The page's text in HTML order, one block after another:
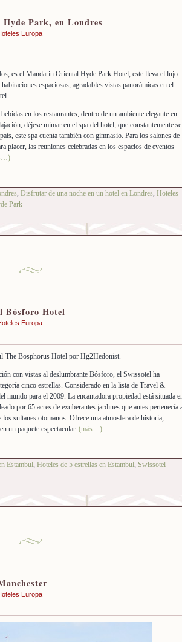
Park, en Londres
Europa
es el Mandarin Oriental Hyde Park Hotel, este lleva el lujo
espaciosas, agradables vistas panorámicas en el
en los restaurantes, dentro de un ambiente elegante en
déjese mimar en el spa del hotel, que constantemente se
este spa cuenta también con gimnasio. Para los salones de
placer, las reuniones celebradas en los espacios de eventos
, Disfrutar de una noche en un hotel en Londres, Hoteles
Park
Bósforo Hotel
Europa
con vistas al deslumbrante Bósforo, el Swissotel ha
cinco estrellas. Considerado en la lista de Travel &
mundo para el 2009. La encantadora propiedad está situada
por 65 acres de exuberantes jardines que antes pertenecía
sultanes otomanos. Ofrece una atmosfera de historia,
un paquete espectacular. (más…)
Estambul, Hoteles de 5 estrellas en Estambul, Swissotel
Europa